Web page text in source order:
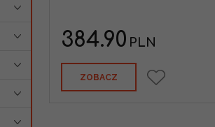
384.90 PLN
ZOBACZ